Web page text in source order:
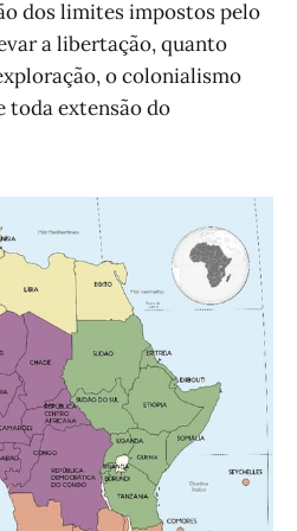
dos limites impostos pelo
a libertação, quanto
o colonialismo
toda extensão do